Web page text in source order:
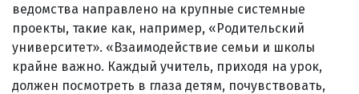
ведомства направлено на крупные системные
проекты, такие как, например, «Родительский
университет». «Взаимодействие семьи и школы
крайне важно. Каждый учитель, приходя на урок,
должен посмотреть в глаза детям, почувствовать,